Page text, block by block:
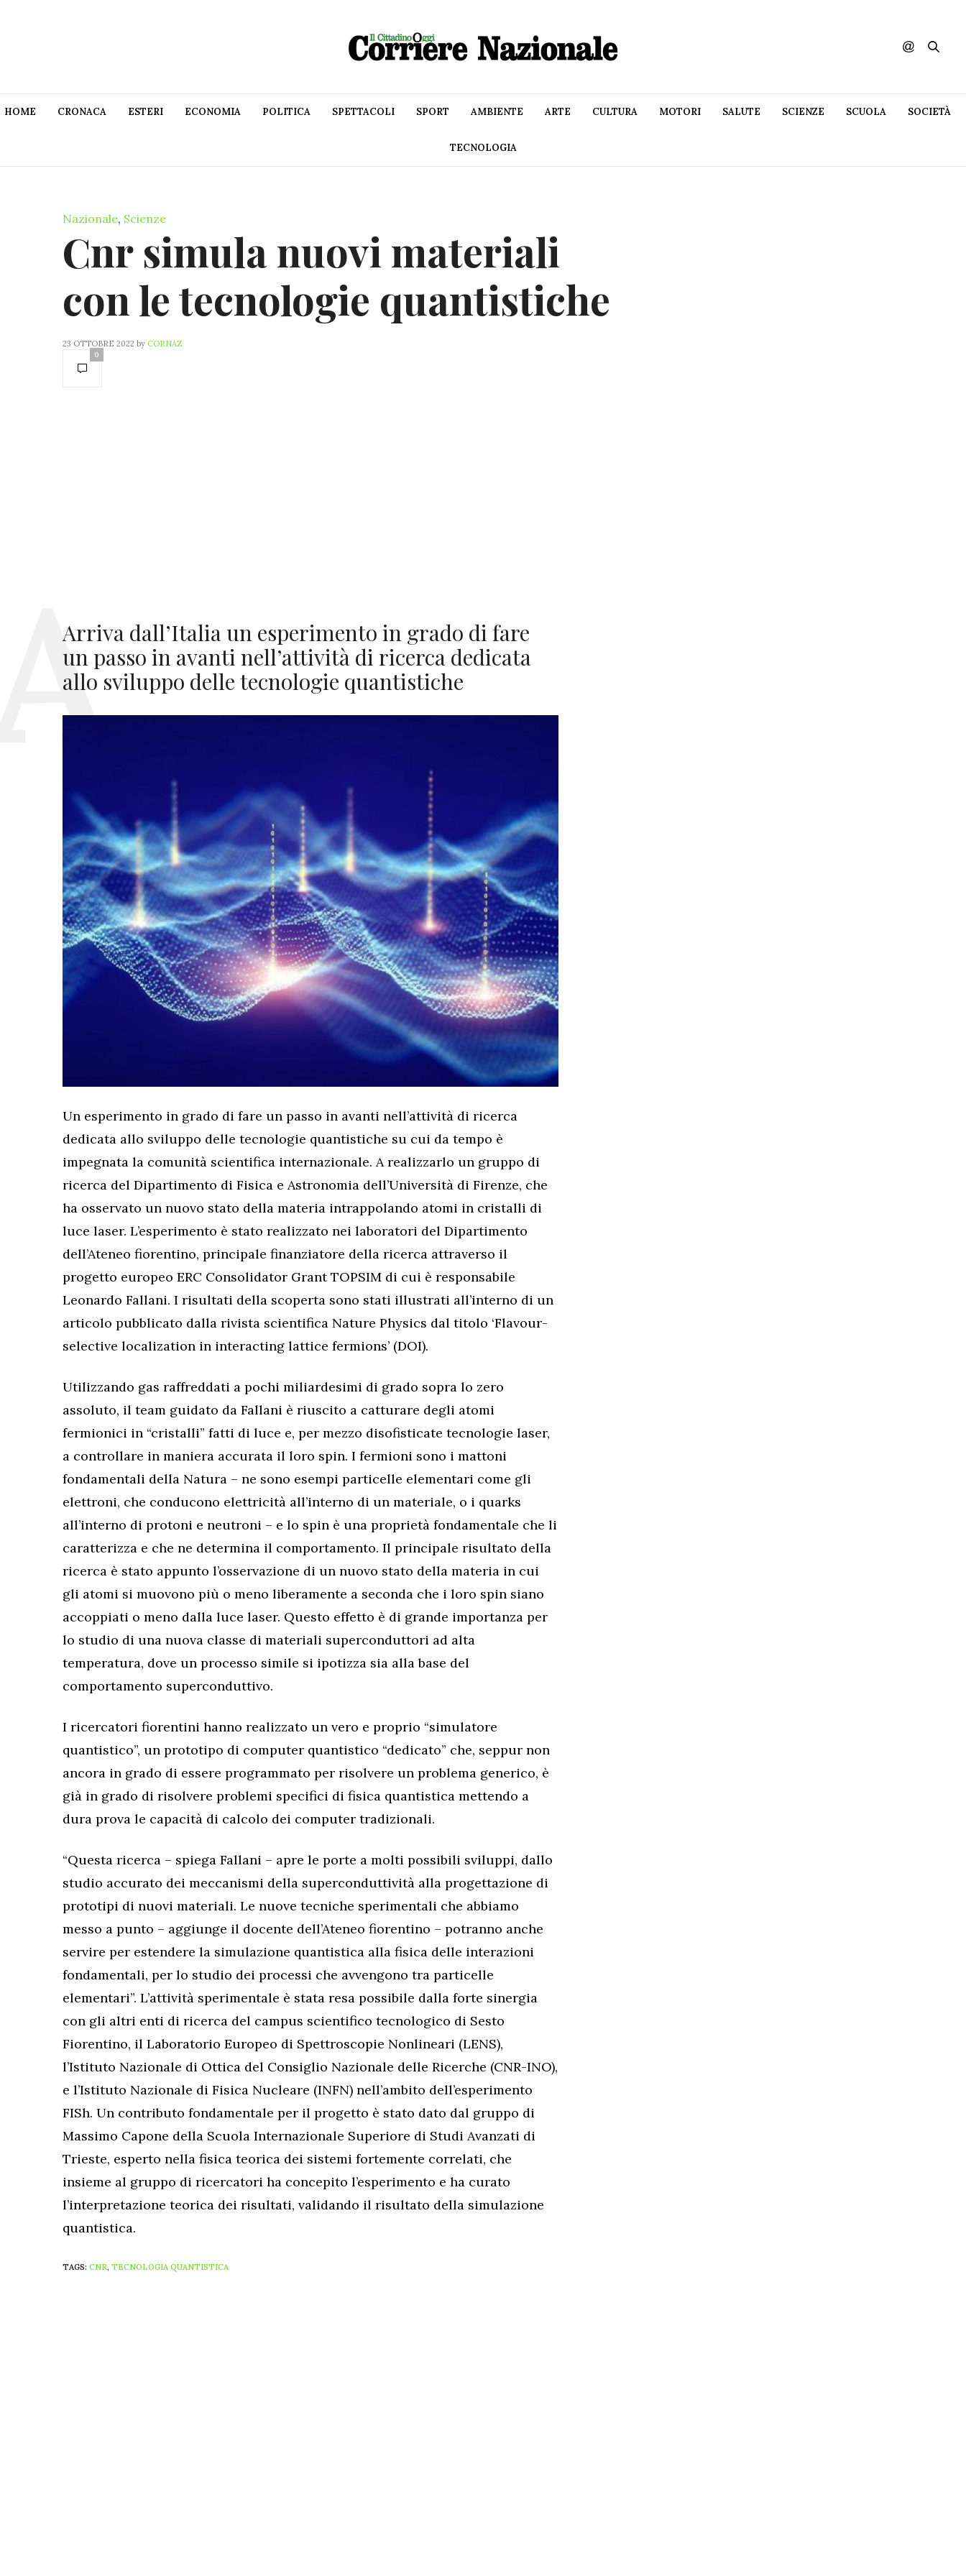
HOME CRONACA ESTERI ECONOMIA POLITICA SPETTACOLI SPORT AMBIENTE ARTE CULTURA MOTORI SALUTE SCIENZE SCUOLA SOCIETÀ
TECNOLOGIA
Nazionale, Scienze
Cnr simula nuovi materiali
con le tecnologie quantistiche
23 OTTOBRE 2022 by CORNAZ
0
Arriva dall’Italia un esperimento in grado di fare
un passo in avanti nell’attività di ricerca dedicata
allo sviluppo delle tecnologie quantistiche
Un esperimento in grado di fare un passo in avanti nell’attività di ricerca
dedicata allo sviluppo delle tecnologie quantistiche su cui da tempo è
impegnata la comunità scientifica internazionale. A realizzarlo un gruppo di
ricerca del Dipartimento di Fisica e Astronomia dell’Università di Firenze, che
ha osservato un nuovo stato della materia intrappolando atomi in cristalli di
luce laser. L’esperimento è stato realizzato nei laboratori del Dipartimento
dell’Ateneo fiorentino, principale finanziatore della ricerca attraverso il
progetto europeo ERC Consolidator Grant TOPSIM di cui è responsabile
Leonardo Fallani. I risultati della scoperta sono stati illustrati all’interno di un
articolo pubblicato dalla rivista scientifica Nature Physics dal titolo ‘Flavour-
selective localization in interacting lattice fermions’ (DOI).
Utilizzando gas raffreddati a pochi miliardesimi di grado sopra lo zero
assoluto, il team guidato da Fallani è riuscito a catturare degli atomi
fermionici in “cristalli” fatti di luce e, per mezzo disofisticate tecnologie laser,
a controllare in maniera accurata il loro spin. I fermioni sono i mattoni
fondamentali della Natura – ne sono esempi particelle elementari come gli
elettroni, che conducono elettricità all’interno di un materiale, o i quarks
all’interno di protoni e neutroni – e lo spin è una proprietà fondamentale che li
caratterizza e che ne determina il comportamento. Il principale risultato della
ricerca è stato appunto l’osservazione di un nuovo stato della materia in cui
gli atomi si muovono più o meno liberamente a seconda che i loro spin siano
accoppiati o meno dalla luce laser. Questo effetto è di grande importanza per
lo studio di una nuova classe di materiali superconduttori ad alta
temperatura, dove un processo simile si ipotizza sia alla base del
comportamento superconduttivo.
I ricercatori fiorentini hanno realizzato un vero e proprio “simulatore
quantistico”, un prototipo di computer quantistico “dedicato” che, seppur non
ancora in grado di essere programmato per risolvere un problema generico, è
già in grado di risolvere problemi specifici di fisica quantistica mettendo a
dura prova le capacità di calcolo dei computer tradizionali.
“Questa ricerca – spiega Fallani – apre le porte a molti possibili sviluppi, dallo
studio accurato dei meccanismi della superconduttività alla progettazione di
prototipi di nuovi materiali. Le nuove tecniche sperimentali che abbiamo
messo a punto – aggiunge il docente dell’Ateneo fiorentino – potranno anche
servire per estendere la simulazione quantistica alla fisica delle interazioni
fondamentali, per lo studio dei processi che avvengono tra particelle
elementari”. L’attività sperimentale è stata resa possibile dalla forte sinergia
con gli altri enti di ricerca del campus scientifico tecnologico di Sesto
Fiorentino, il Laboratorio Europeo di Spettroscopie Nonlineari (LENS),
l’Istituto Nazionale di Ottica del Consiglio Nazionale delle Ricerche (CNR-INO),
e l’Istituto Nazionale di Fisica Nucleare (INFN) nell’ambito dell’esperimento
FISh. Un contributo fondamentale per il progetto è stato dato dal gruppo di
Massimo Capone della Scuola Internazionale Superiore di Studi Avanzati di
Trieste, esperto nella fisica teorica dei sistemi fortemente correlati, che
insieme al gruppo di ricercatori ha concepito l’esperimento e ha curato
l’interpretazione teorica dei risultati, validando il risultato della simulazione
quantistica.
TAGS: CNR, TECNOLOGIA QUANTISTICA